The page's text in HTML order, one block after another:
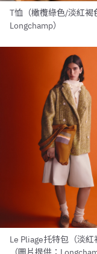
T恤（橄欖綠色/淡紅褐
Longchamp）
Le Pliage托特包（淡